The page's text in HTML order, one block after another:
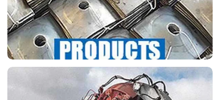
LA FORCE DE L'ENTREPRISE